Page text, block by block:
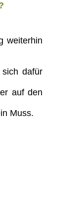
weiterhin
dafür
auf den
Muss.